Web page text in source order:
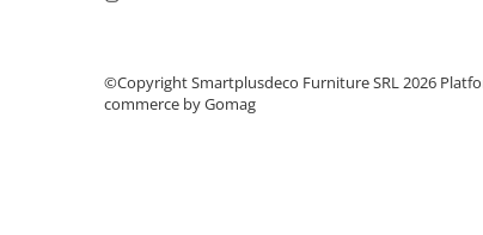
©Copyright Smartplusdeco Furniture SRL 2026
commerce by Gomag